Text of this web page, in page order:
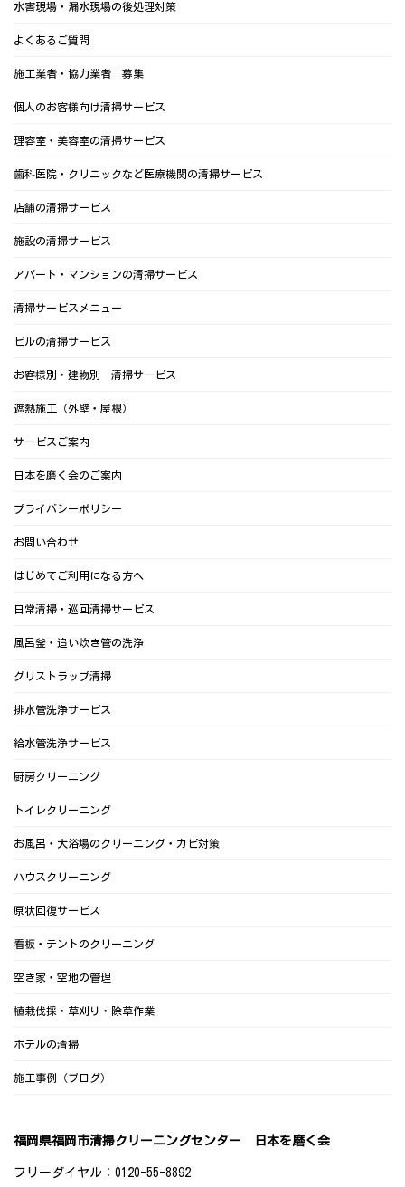
水害現場・漏水現場の後処理対策
よくあるご質問
施工業者・協力業者 募集
個人のお客様向け清掃サービス
理容室・美容室の清掃サービス
歯科医院・クリニックなど医療機関の清掃サービス
店舗の清掃サービス
施設の清掃サービス
アパート・マンションの清掃サービス
清掃サービスメニュー
ビルの清掃サービス
お客様別・建物別 清掃サービス
遮熱施工（外壁・屋根）
サービスご案内
日本を磨く会のご案内
プライバシーポリシー
お問い合わせ
はじめてご利用になる方へ
日常清掃・巡回清掃サービス
風呂釜・追い炊き管の洗浄
グリストラップ清掃
排水管洗浄サービス
給水管洗浄サービス
厨房クリーニング
トイレクリーニング
お風呂・大浴場のクリーニング・カビ対策
ハウスクリーニング
原状回復サービス
看板・テントのクリーニング
空き家・空地の管理
植栽伐採・草刈り・除草作業
ホテルの清掃
施工事例（ブログ）
福岡県福岡市清掃クリーニングセンター 日本を磨く会
フリーダイヤル：0120-55-8892